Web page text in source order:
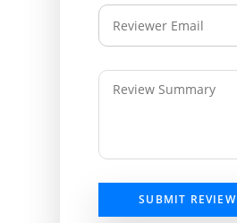
SUBMIT REVIEW